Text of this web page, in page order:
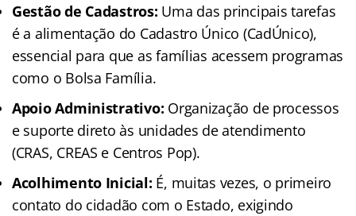
Gestão de Cadastros: Uma das principais tarefas
é a alimentação do Cadastro Único (CadÚnico),
essencial para que as famílias acessem programas
como o Bolsa Família.
Apoio Administrativo: Organização de processos
e suporte direto às unidades de atendimento
(CRAS, CREAS e Centros Pop).
Acolhimento Inicial: É, muitas vezes, o primeiro
contato do cidadão com o Estado, exigindo